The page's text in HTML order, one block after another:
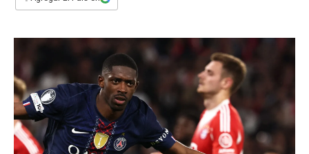
b
s
p
n
l